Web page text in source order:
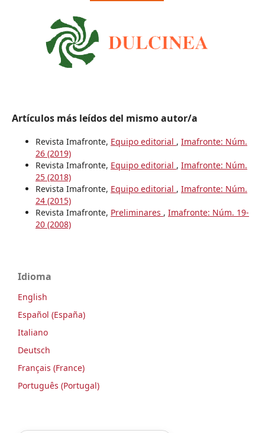
Artículos más leídos del mismo autor/a
Revista Imafronte, Equipo editorial , Imafronte: Núm.
26 (2019)
Revista Imafronte, Equipo editorial , Imafronte: Núm.
25 (2018)
Revista Imafronte, Equipo editorial , Imafronte: Núm.
24 (2015)
Revista Imafronte, Preliminares , Imafronte: Núm. 19-
20 (2008)
Idioma
English
Español (España)
Italiano
Deutsch
Français (France)
Português (Portugal)